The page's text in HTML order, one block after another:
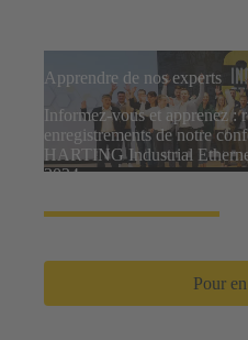
Apprendre de nos experts
Informez-vous et apprenez :
enregistrements de notre
HARTING Industrial
2024.
Pour